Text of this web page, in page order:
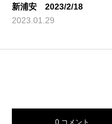
新浦安 2023/2/18
2023.01.29
0 コメント